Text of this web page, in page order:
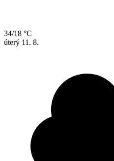
34/18 °C
úterý 11. 8.